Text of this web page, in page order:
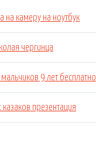
на камеру на ноутбук
чергинца
мальчиков 9 лет бесплатно
презентация